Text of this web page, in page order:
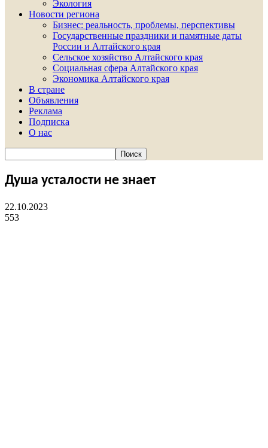
Экология
Новости региона
Бизнес: реальность, проблемы, перспективы
Государственные праздники и памятные даты
России и Алтайского края
Сельское хозяйство Алтайского края
Социальная сфера Алтайского края
Экономика Алтайского края
В стране
Объявления
Реклама
Подписка
О нас
Душа усталости не знает
22.10.2023
553